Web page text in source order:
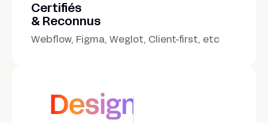
Certifiés
& Reconnus
Webflow, Figma, Weglot, Client-first, etc